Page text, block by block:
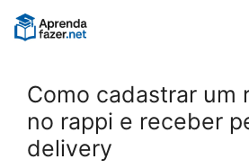
Pular
para
Como cadastrar um
no rappi e receber
delivery